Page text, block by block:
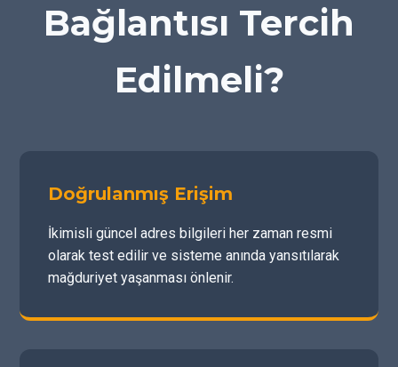
Bağlantısı Tercih
Edilmeli?
Doğrulanmış Erişim
İkimisli güncel adres bilgileri her zaman resmi
olarak test edilir ve sisteme anında yansıtılarak
mağduriyet yaşanması önlenir.